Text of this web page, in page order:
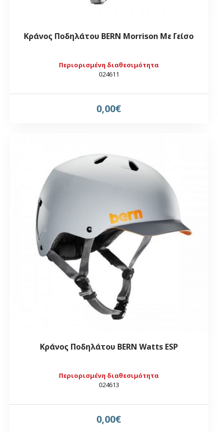
Περιορισμένη διαθεσιμότητα
024611
Κράνος Ποδηλάτου BERN Morrison Με Γείσο
0,00€
Περιορισμένη διαθεσιμότητα
024613
Κράνος Ποδηλάτου BERN Watts ESP
0,00€